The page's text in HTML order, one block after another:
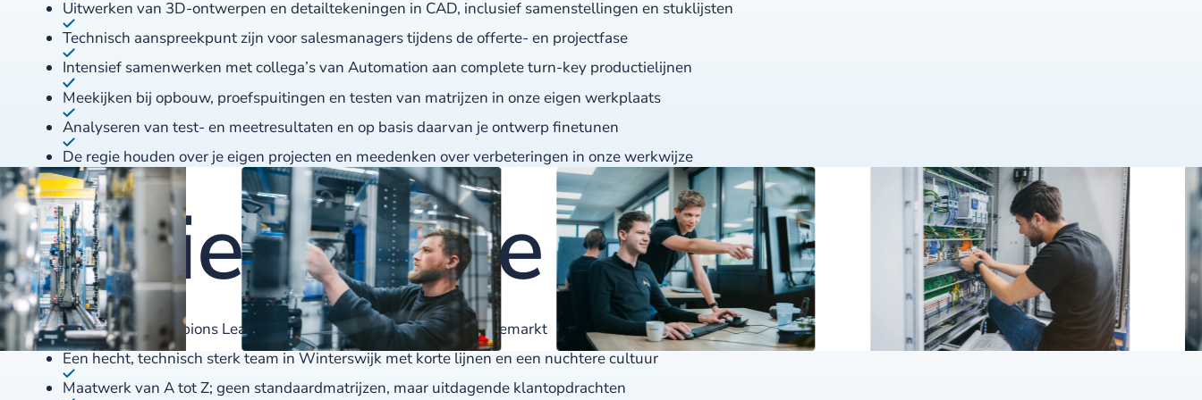
Uitwerken van 3D-ontwerpen en detailtekeningen in CAD, inclusief samenstellingen en stuklijsten
Technisch aanspreekpunt zijn voor salesmanagers tijdens de offerte- en projectfase
Intensief samenwerken met collega’s van Automation aan complete turn-key productielijnen
Meekijken bij opbouw, proefspuitingen en testen van matrijzen in onze eigen werkplaats
Analyseren van test- en meetresultaten en op basis daarvan je ontwerp finetunen
De regie houden over je eigen projecten en meedenken over verbeteringen in onze werkwijze
bieden we jou:
Werken op Champions League-niveau in een internationale nichemarkt
Een hecht, technisch sterk team in Winterswijk met korte lijnen en een nuchtere cultuur
Maatwerk van A tot Z; geen standaardmatrijzen, maar uitdagende klantopdrachten